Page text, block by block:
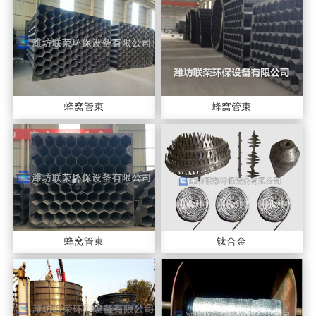
蜂窝管束 蜂窝管束
蜂窝管束 钛合金